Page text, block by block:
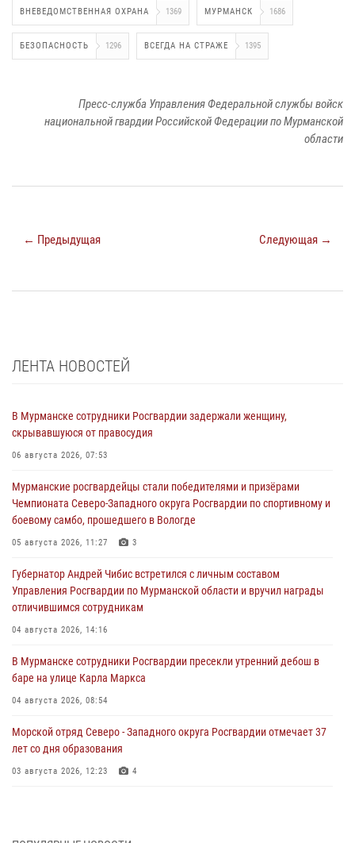
ВНЕВЕДОМСТВЕННАЯ ОХРАНА 1369 МУРМАНСК 1686
БЕЗОПАСНОСТЬ 1296 ВСЕГДА НА СТРАЖЕ 1395
Пресс-служба Управления Федеральной службы войск
национальной гвардии Российской Федерации по Мурманской
области
← Предыдущая Следующая →
ЛЕНТА НОВОСТЕЙ
В Мурманске сотрудники Росгвардии задержали женщину,
скрывавшуюся от правосудия
06 августа 2026, 07:53
Мурманские росгвардейцы стали победителями и призёрами
Чемпионата Северо-Западного округа Росгвардии по спортивному и
боевому самбо, прошедшего в Вологде
05 августа 2026, 11:27 3
Губернатор Андрей Чибис встретился с личным составом
Управления Росгвардии по Мурманской области и вручил награды
отличившимся сотрудникам
04 августа 2026, 14:16
В Мурманске сотрудники Росгвардии пресекли утренний дебош в
баре на улице Карла Маркса
04 августа 2026, 08:54
Морской отряд Северо - Западного округа Росгвардии отмечает 37
лет со дня образования
03 августа 2026, 12:23 4